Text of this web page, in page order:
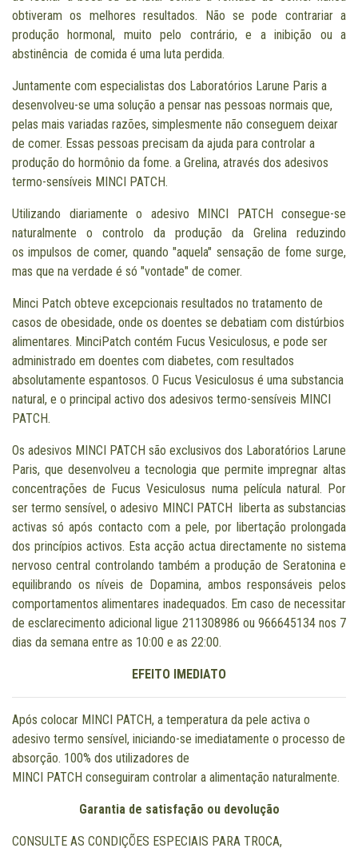
obtiveram os melhores resultados. Não se pode contrariar a
produção hormonal, muito pelo contrário, e a inibição ou a
abstinência de comida é uma luta perdida.
Juntamente com especialistas dos Laboratórios Larune Paris a
desenvolveu-se uma solução a pensar nas pessoas normais que,
pelas mais variadas razões, simplesmente não conseguem deixar
de comer. Essas pessoas precisam da ajuda para controlar a
produção do hormônio da fome. a Grelina, através dos adesivos
termo-sensíveis MINCI PATCH.
Utilizando diariamente o adesivo MINCI PATCH consegue-se
naturalmente o controlo da produção da Grelina reduzindo
os impulsos de comer, quando "aquela" sensação de fome surge,
mas que na verdade é só "vontade" de comer.
Minci Patch obteve excepcionais resultados no tratamento de
casos de obesidade, onde os doentes se debatiam com distúrbios
alimentares. MinciPatch contém Fucus Vesiculosus, e pode ser
administrado em doentes com diabetes, com resultados
absolutamente espantosos. O Fucus Vesiculosus é uma substancia
natural, e o principal activo dos adesivos termo-sensíveis MINCI
PATCH.
Os adesivos MINCI PATCH são exclusivos dos Laboratórios Larune
Paris, que desenvolveu a tecnologia que permite impregnar altas
concentrações de Fucus Vesiculosus numa película natural. Por
ser termo sensível, o adesivo MINCI PATCH liberta as substancias
activas só após contacto com a pele, por libertação prolongada
dos princípios activos. Esta acção actua directamente no sistema
nervoso central controlando também a produção de Seratonina e
equilibrando os níveis de Dopamina, ambos responsáveis pelos
comportamentos alimentares inadequados. Em caso de necessitar
de esclarecimento adicional ligue 211308986 ou 966645134 nos 7
dias da semana entre as 10:00 e as 22:00.
EFEITO IMEDIATO
Após colocar MINCI PATCH, a temperatura da pele activa o
adesivo termo sensível, iniciando-se imediatamente o processo de
absorção. 100% dos utilizadores de
MINCI PATCH conseguiram controlar a alimentação naturalmente.
Garantia de satisfação ou devolução
CONSULTE AS CONDIÇÕES ESPECIAIS PARA TROCA,